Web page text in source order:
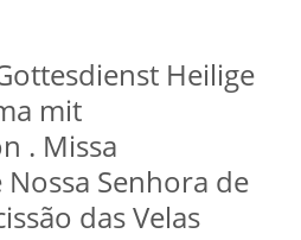
Heilige
mit
. Missa
Senhora de
das Velas